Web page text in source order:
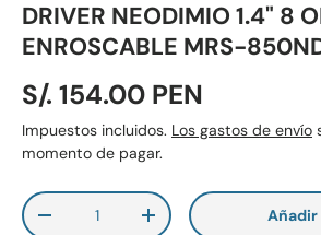
DRIVER NEODIMIO 1.4" 8
ENROSCABLE MRS-
S/. 154.00 PEN
Impuestos incluidos. Los gastos de envío
momento de pagar.
Cant.
-
+